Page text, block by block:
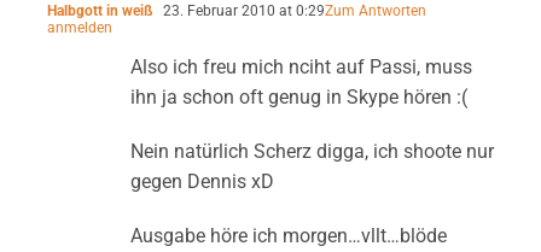
Halbgott in weiß 23. Februar 2010 at 0:29Zum Antworten
anmelden
Also ich freu mich nciht auf Passi, muss
ihn ja schon oft genug in Skype hören :(
Nein natürlich Scherz digga, ich shoote nur
gegen Dennis xD
Ausgabe höre ich morgen…vllt…blöde